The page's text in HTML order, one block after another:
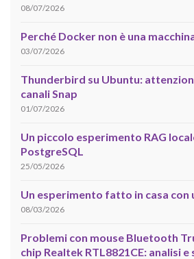
08/07/2026
Perché Docker non è una
03/07/2026
Thunderbird su Ubuntu:
canali Snap
01/07/2026
Un piccolo esperimento RAG
PostgreSQL
25/05/2026
Un esperimento fatto in casa con
08/03/2026
Problemi con mouse Bluetooth
chip Realtek RTL8821CE: analisi e